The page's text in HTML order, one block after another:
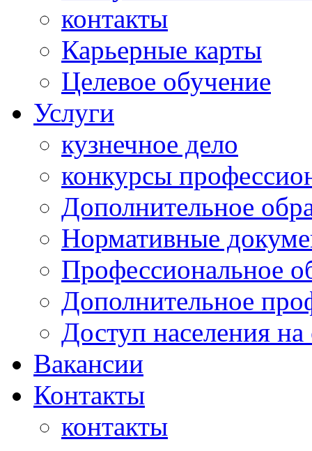
контакты
Карьерные карты
Целевое обучение
Услуги
кузнечное дело
конкурсы
Дополнительное
Нормативные
Профессиональное
Дополнительное
Доступ населения
Вакансии
Контакты
контакты